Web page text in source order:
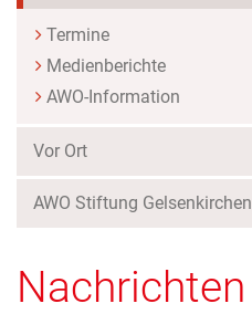
Termine
Medienberichte
AWO-Information
Vor Ort
AWO Stiftung Gelsenkirchen
Nachrichten